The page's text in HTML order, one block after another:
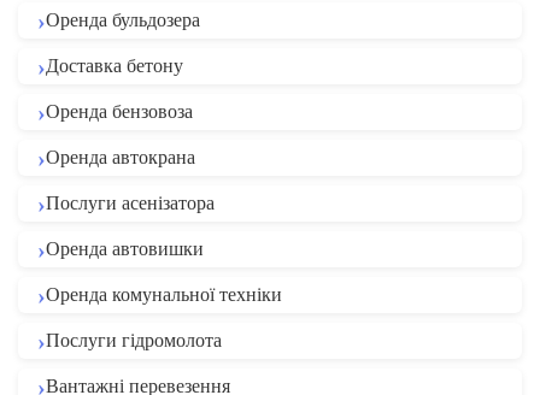
Оренда бульдозера
Доставка бетону
Оренда бензовоза
Оренда автокрана
Послуги асенізатора
Оренда автовишки
Оренда комунальної техніки
Послуги гідромолота
Вантажні перевезення